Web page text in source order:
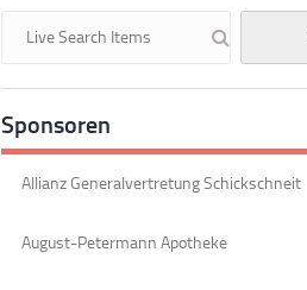
Sponsoren
Allianz Generalvertretung Schickschneit
August-Petermann Apotheke